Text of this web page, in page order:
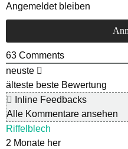
Angemeldet bleiben
63 Comments
neuste
älteste beste Bewertung
Inline Feedbacks
Alle Kommentare ansehen
Riffelblech
2 Monate her